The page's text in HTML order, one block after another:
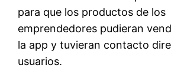
para que los productos de los
emprendedores pudieran
la app y tuvieran contacto
usuarios.